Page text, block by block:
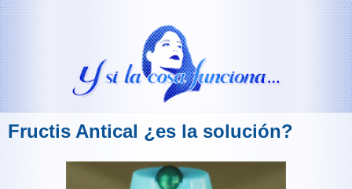
Fructis Antical ¿es la solución?